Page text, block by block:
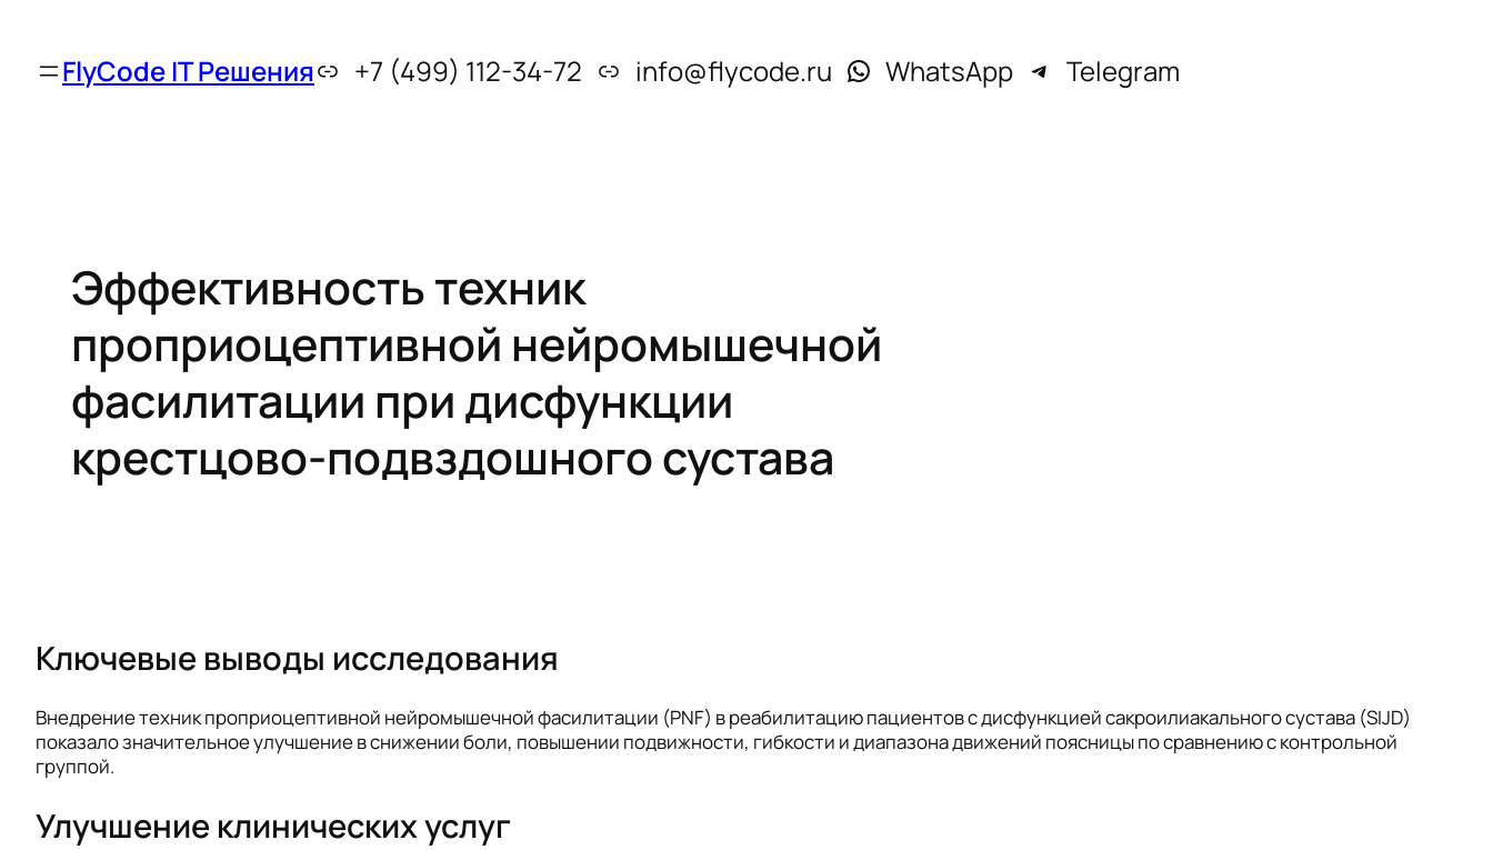
FlyCode IT Решения +7 (499) 112-34-72 info@flycode.ru WhatsApp Telegram
Эффективность техник
проприоцептивной нейромышечной
фасилитации при дисфункции
крестцово-подвздошного сустава
Ключевые выводы исследования
Внедрение техник проприоцептивной нейромышечной фасилитации (PNF) в реабилитацию пациентов с дисфункцией сакроилиакального сустава (SIJD)
показало значительное улучшение в снижении боли, повышении подвижности, гибкости и диапазона движений поясницы по сравнению с контрольной
группой.
Улучшение клинических услуг